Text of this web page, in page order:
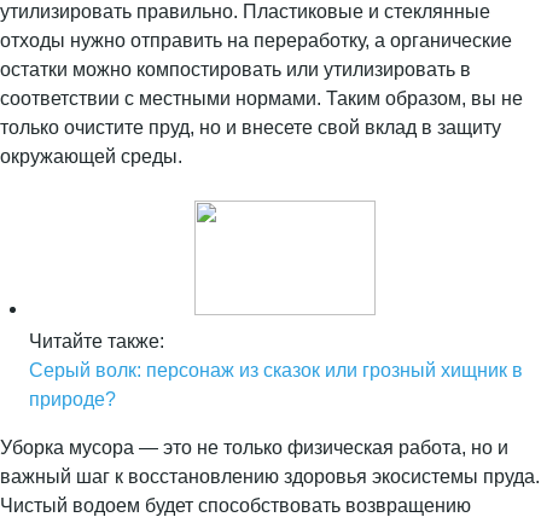
утилизировать правильно. Пластиковые и стеклянные
отходы нужно отправить на переработку, а органические
остатки можно компостировать или утилизировать в
соответствии с местными нормами. Таким образом, вы не
только очистите пруд, но и внесете свой вклад в защиту
окружающей среды.
Читайте также:
Серый волк: персонаж из сказок или грозный хищник в
природе?
Уборка мусора — это не только физическая работа, но и
важный шаг к восстановлению здоровья экосистемы пруда.
Чистый водоем будет способствовать возвращению